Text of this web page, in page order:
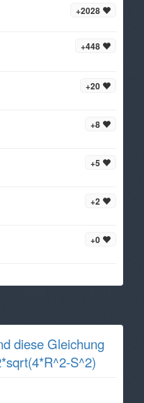
+2028
+448
+20
+8
+5
+2
+0
diese Gleichung
S^2)